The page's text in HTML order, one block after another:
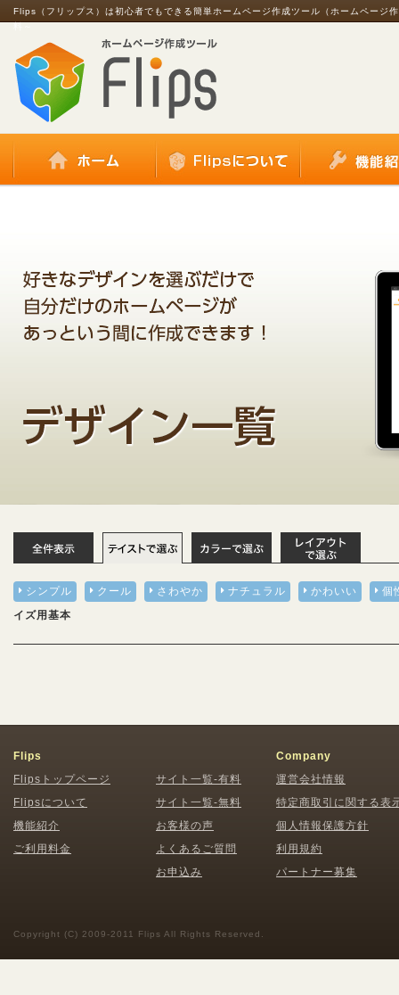
Flips（フリップス）は初心者でもできる簡単ホームページ作成ツール（ホームページ
シンプル クール さわやか ナチュラル かわいい
個
イズ用基本
Flips
Flipsトップページ
Flipsについて
機能紹介
ご利用料金
サイト一覧-有料
サイト一覧-無料
お客様の声
よくあるご質問
お申込み
Company
運営会社情報
特定商取引に関する表
個人情報保護方針
利用規約
パートナー募集
Copyright (C) 2009-2011 Flips All Rights Reserved.